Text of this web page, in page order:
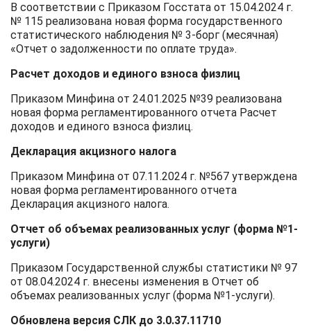
В соответствии с Приказом Госстата от 15.04.2024 г.
№ 115 реализована новая форма государственного
статистического наблюдения № 3-борг (месячная)
«Отчет о задолженности по оплате труда».
Расчет доходов и единого взноса физлиц
Приказом Минфина от 24.01.2025 №39 реализована
новая форма регламентированного отчета Расчет
доходов и единого взноса физлиц.
Декларация акцизного налога
Приказом Минфина от 07.11.2024 г. №567 утверждена
новая форма регламентированного отчета
Декларация акцизного налога.
Отчет об объемах реализованных услуг (форма №1-
услуги)
Приказом Государственной службы статистики № 97
от 08.04.2024 г. внесены изменения в Отчет об
объемах реализованных услуг (форма №1-услуги).
Обновлена версия СЛК до 3.0.37.11710